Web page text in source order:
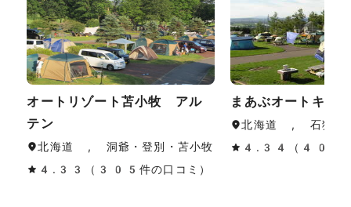
オートリゾート苫小牧 アル
テン
北海道 , 洞爺・登別・苫小牧
4.33（305件の口コミ）
まあぶオートキャ
北海道 , 石狩・
4.34（40件の